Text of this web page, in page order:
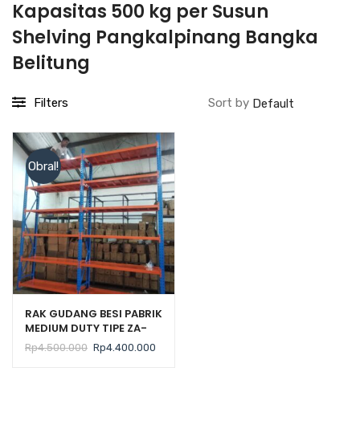
Kapasitas 500 kg per Susun
Shelving Pangkalpinang Bangka
Belitung
Filters Sort by
Obral!
RAK GUDANG BESI PABRIK
MEDIUM DUTY TIPE ZA-
500 TINGGI 300 CM
Rp4.500.000 Harga
Rp4.400.000